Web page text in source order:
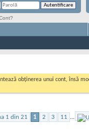
obținerea unui cont, însă
1 din 21 1 2 3 11 ...